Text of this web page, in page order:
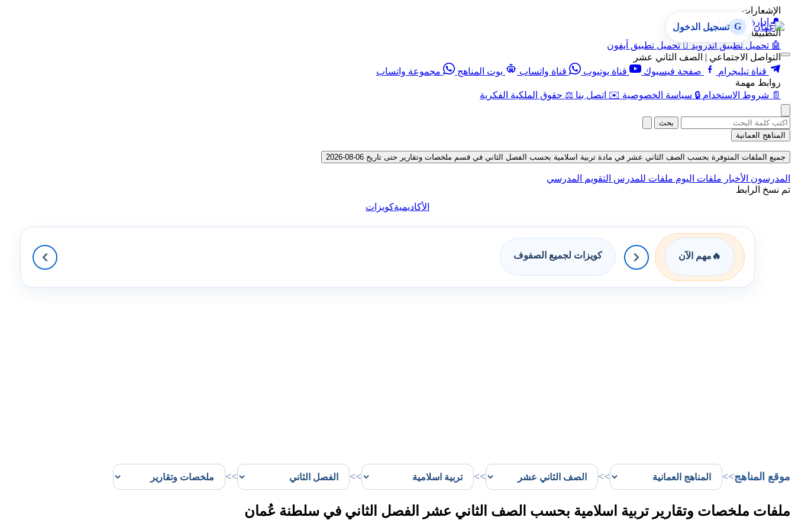
الإشعارات
🔔 إدارة الإشعارات
التطبيقات
🤖 تحميل تطبيق أندرويد  تحميل تطبيق آيفون
التواصل الاجتماعي | الصف الثاني عشر
قناة تيليجرام
صفحة فيسبوك قناة يوتيوب قناة واتساب بوت المناهج
مجموعة واتساب
روابط مهمة
📄 شروط الاستخدام 🔒 سياسة الخصوصية ✉️ اتصل بنا ⚖️ حقوق الملكية الفكرية
G تسجيل الدخول
بحث
المناهج العمانية
جميع الملفات المتوفرة بحسب الصف الثاني عشر في مادة تربية اسلامية بحسب الفصل الثاني في قسم ملخصات وتقارير حتى تاريخ 06-08-2026
المدرسون الأخبار ملفات اليوم ملفات للمدرس التقويم المدرسي
تم نسخ الرابط
الأكاديميةكويزات
🔥 مهم الآن كويزات لجميع الصفوف
موقع المناهج>>
>>
>>
>>
>>
ملفات ملخصات وتقارير تربية اسلامية بحسب الصف الثاني عشر الفصل الثاني في سلطنة عُمان